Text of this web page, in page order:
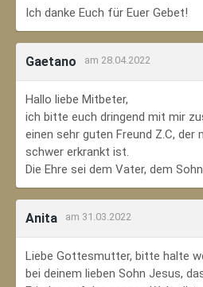
Ich danke Euch für Euer Gebet!
Gaetano am 28.04.2022
Hallo liebe Mitbeter,
ich bitte euch dringend mit mir
einen sehr guten Freund Z.C, der
schwer erkrankt ist.
Die Ehre sei dem Vater, dem
Anita am 31.03.2022
Liebe Gottesmutter, bitte halte
bei deinem lieben Sohn Jesus,